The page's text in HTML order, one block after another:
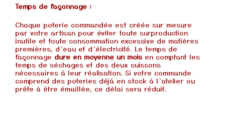
Temps de façonnage :
Chaque poterie commandée est créée sur mesure
par votre artisan pour éviter toute surproduction
inutile et toute consommation excessive de matières
premières, d’eau et d’électricité. Le temps de
façonnage dure en moyenne un mois en comptant les
temps de séchages et des deux cuissons
nécessaires à leur réalisation. Si votre commande
comprend des poteries déjà en stock à l’atelier ou
prête à être émaillée, ce délai sera réduit.